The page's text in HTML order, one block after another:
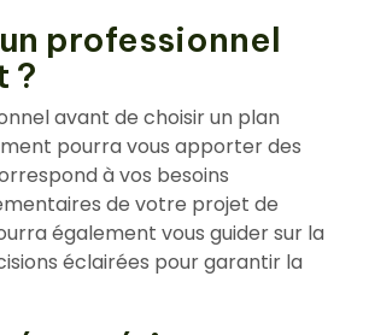
professionnel
?
avant de choisir un plan
pourra vous apporter des
à vos besoins
de votre projet de
également vous guider sur la
éclairées pour garantir la